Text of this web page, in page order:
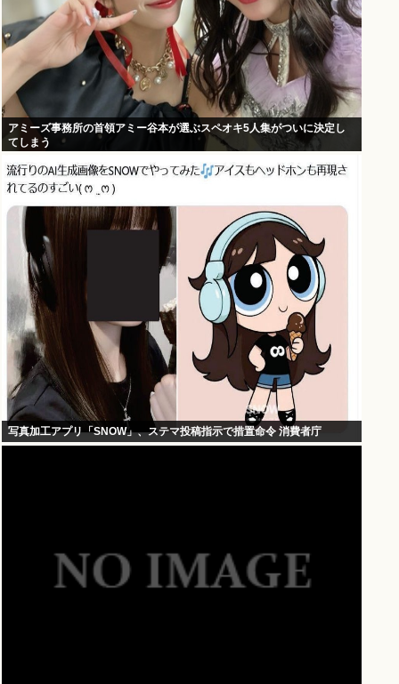
アミーズ事務所の首領アミー谷本が選ぶスペオキ5人集がついに決定し
てしまう
写真加工アプリ「SNOW」、ステマ投稿指示で措置命令 消費者庁